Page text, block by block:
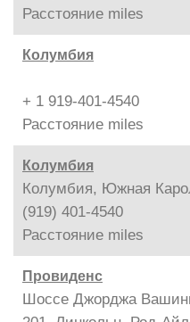
Расстояние miles
Колумбия
+ 1 919-401-4540
Расстояние miles
Колумбия
Колумбия, Южная
(919) 401-4540
Расстояние miles
Провиденс
Шоссе Джорджа